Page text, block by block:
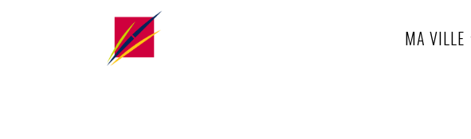
MA VILLE